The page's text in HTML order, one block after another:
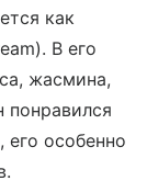
как
В его
жасмина,
понравился
особенно